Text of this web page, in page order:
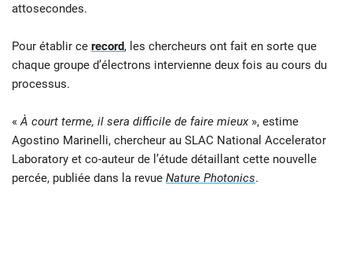
attosecondes.
Pour établir ce record, les chercheurs ont fait en sorte que
chaque groupe d’électrons intervienne deux fois au cours du
processus.
«À court terme, il sera difficile de faire mieux », estime
Agostino Marinelli, chercheur au SLAC National Accelerator
Laboratory et co-auteur de l’étude détaillant cette nouvelle
percée, publiée dans la revue Nature Photonics.